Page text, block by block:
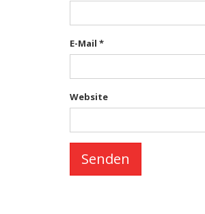
E-Mail *
Website
Senden